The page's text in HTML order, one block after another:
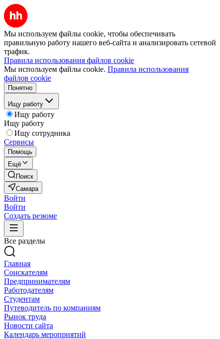
Мы используем файлы cookie, чтобы обеспечивать
правильную работу нашего веб-сайта и анализировать сетевой
трафик.
Правила использования файлов cookie
Мы используем файлы cookie. Правила использования
файлов cookie
Понятно
Ищу работу
Ищу работу
Ищу работу
Ищу сотрудника
Сервисы
Помощь
Ещё
Поиск
Самара
Войти
Войти
Создать резюме
Все разделы
Главная
Соискателям
Предпринимателям
Работодателям
Студентам
Путеводитель по компаниям
Рынок труда
Новости сайта
Календарь мероприятий